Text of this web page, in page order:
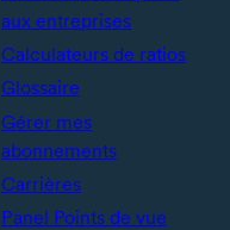
aux entreprises
Calculateurs de ratios
Glossaire
Gérer mes
abonnements
Carrières
Panel Points de vue